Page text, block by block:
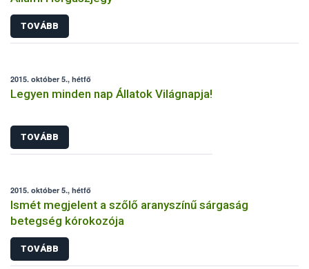
TOVÁBB
2015. október 5., hétfő
Legyen minden nap Állatok Világnapja!
TOVÁBB
2015. október 5., hétfő
Ismét megjelent a szőlő aranyszínű sárgaság
betegség kórokozója
TOVÁBB